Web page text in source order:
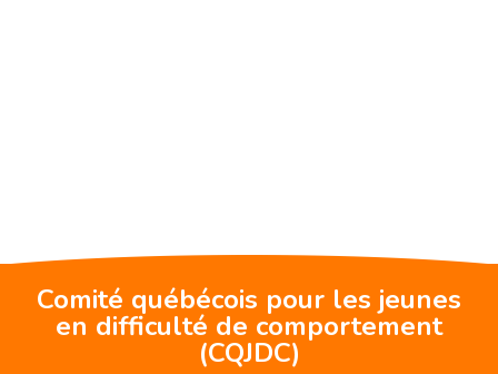
Comité québécois pour les jeunes
en difficulté de comportement
(CQJDC)